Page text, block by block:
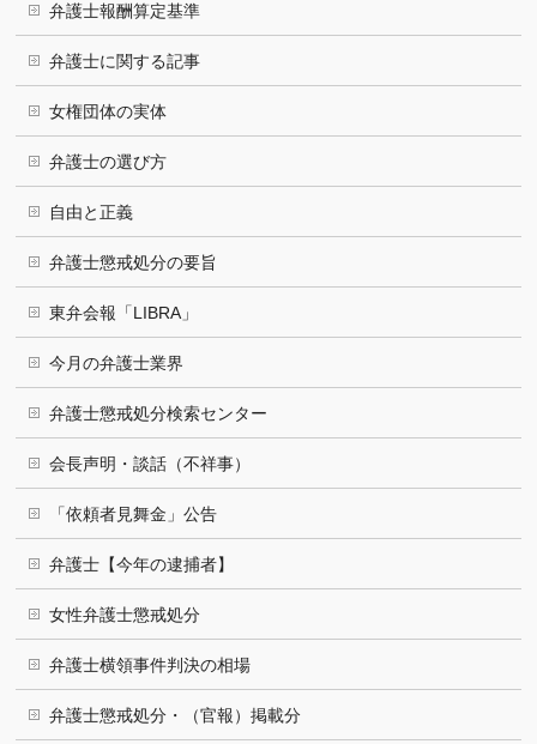
弁護士報酬算定基準
弁護士に関する記事
女権団体の実体
弁護士の選び方
自由と正義
弁護士懲戒処分の要旨
東弁会報「LIBRA」
今月の弁護士業界
弁護士懲戒処分検索センター
会長声明・談話（不祥事）
「依頼者見舞金」公告
弁護士【今年の逮捕者】
女性弁護士懲戒処分
弁護士横領事件判決の相場
弁護士懲戒処分・（官報）掲載分